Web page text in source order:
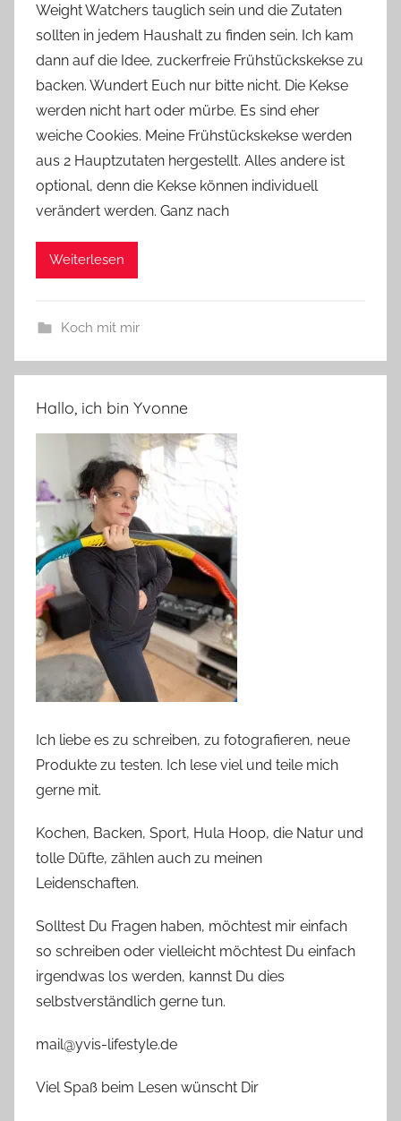
o
n
n
e
Weight Watchers tauglich sein und die Zutaten
sollten in jedem Haushalt zu finden sein. Ich kam
dann auf die Idee, zuckerfreie Frühstückskekse zu
backen. Wundert Euch nur bitte nicht. Die Kekse
werden nicht hart oder mürbe. Es sind eher
weiche Cookies. Meine Frühstückskekse werden
aus 2 Hauptzutaten hergestellt. Alles andere ist
optional, denn die Kekse können individuell
verändert werden. Ganz nach
Weiterlesen
Koch mit mir
Hallo, ich bin Yvonne
Ich liebe es zu schreiben, zu fotografieren, neue
Produkte zu testen. Ich lese viel und teile mich
gerne mit.
Kochen, Backen, Sport, Hula Hoop, die Natur und
tolle Düfte, zählen auch zu meinen
Leidenschaften.
Solltest Du Fragen haben, möchtest mir einfach
so schreiben oder vielleicht möchtest Du einfach
irgendwas los werden, kannst Du dies
selbstverständlich gerne tun.
mail@yvis-lifestyle.de
Viel Spaß beim Lesen wünscht Dir